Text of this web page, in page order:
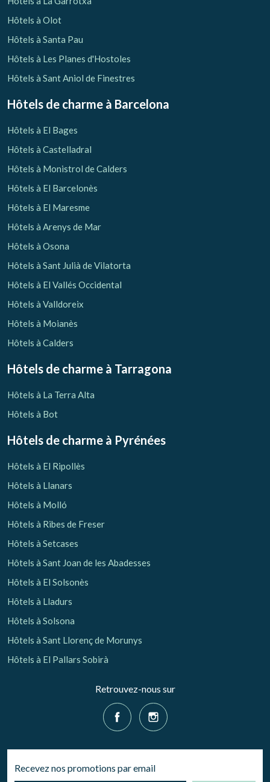
Vérifier le code de réservation
Hôtels à Olot
Hôtels à Santa Pau
Hôtels à Les Planes d'Hostoles
Hôtels à Sant Aniol de Finestres
Hôtels de charme à Barcelona
Hôtels à El Bages
Hôtels à Castelladral
Hôtels à Monistrol de Calders
Hôtels à El Barcelonès
Hôtels à El Maresme
Hôtels à Arenys de Mar
Hôtels à Osona
Hôtels à Sant Julià de Vilatorta
Hôtels à El Vallés Occidental
Hôtels à Valldoreix
Hôtels à Moianès
Hôtels à Calders
Hôtels de charme à Tarragona
Hôtels à La Terra Alta
Hôtels à Bot
Hôtels de charme à Pyrénées
Hôtels à El Ripollès
Hôtels à Llanars
Hôtels à Molló
Hôtels à Ribes de Freser
Hôtels à Setcases
Hôtels à Sant Joan de les Abadesses
Hôtels à El Solsonès
Hôtels à Lladurs
Hôtels à Solsona
Hôtels à Sant Llorenç de Morunys
Hôtels à El Pallars Sobirà
Retrouvez-nous sur
Recevez nos promotions par email